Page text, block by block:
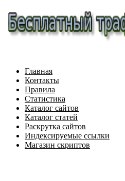
Главная
Контакты
Правила
Статистика
Каталог сайтов
Каталог статей
Раскрутка сайтов
Индексируемые ссылки
Магазин скриптов